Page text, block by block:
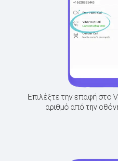
Επιλέξτε την επαφή στο
αριθμό από την